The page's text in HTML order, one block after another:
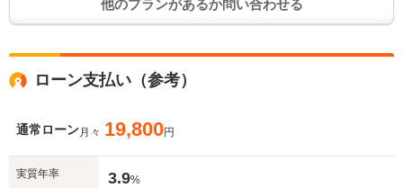
他のプランがあるか問い合わせる
ローン支払い（参考）
通常ローン月々 19,800円
実質年率 3.9%